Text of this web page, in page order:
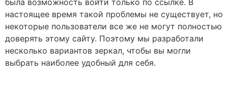
настоящее время такой проблемы не существует, но
некоторые пользователи все же не могут полностью
доверять этому сайту. Поэтому мы разработали
несколько вариантов зеркал, чтобы вы могли
выбрать наиболее удобный для себя.